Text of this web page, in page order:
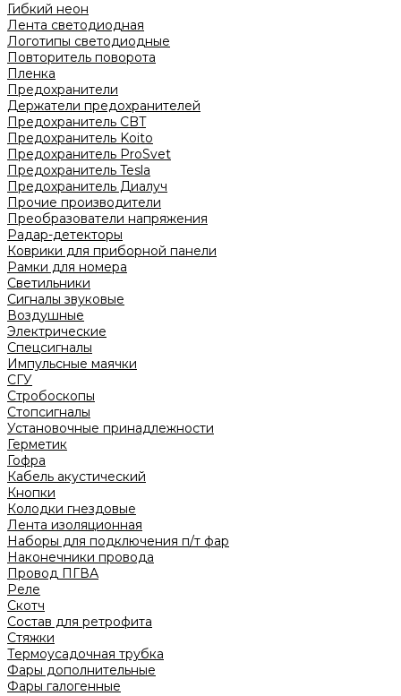
Гибкий неон
Лента светодиодная
Логотипы светодиодные
Повторитель поворота
Пленка
Предохранители
Держатели предохранителей
Предохранитель CBT
Предохранитель Koito
Предохранитель ProSvet
Предохранитель Tesla
Предохранитель Диалуч
Прочие производители
Преобразователи напряжения
Радар-детекторы
Коврики для приборной панели
Рамки для номера
Светильники
Сигналы звуковые
Воздушные
Электрические
Спецсигналы
Импульсные маячки
СГУ
Стробоскопы
Стопсигналы
Установочные принадлежности
Герметик
Гофра
Кабель акустический
Кнопки
Колодки гнездовые
Лента изоляционная
Наборы для подключения п/т фар
Наконечники провода
Провод ПГВА
Реле
Скотч
Состав для ретрофита
Стяжки
Термоусадочная трубка
Фары дополнительные
Фары галогенные